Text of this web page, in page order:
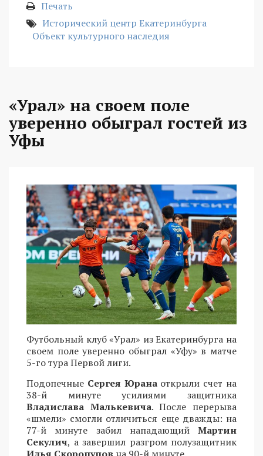
Печать
Исторический центр Екатеринбурга
Объект культурного наследия
«Урал» на своем поле
уверенно обыграл гостей из
Уфы
Футбольный клуб «Урал» из Екатеринбурга на
своем поле уверенно обыграл «Уфу» в матче
5-го тура Первой лиги.
Подопечные Сергея Юрана открыли счет на
38-й минуте усилиями защитника
Владислава Малькевича. После перерыва
«шмели» смогли отличиться еще дважды: на
77-й минуте забил нападающий Мартин
Секулич, а завершил разгром полузащитник